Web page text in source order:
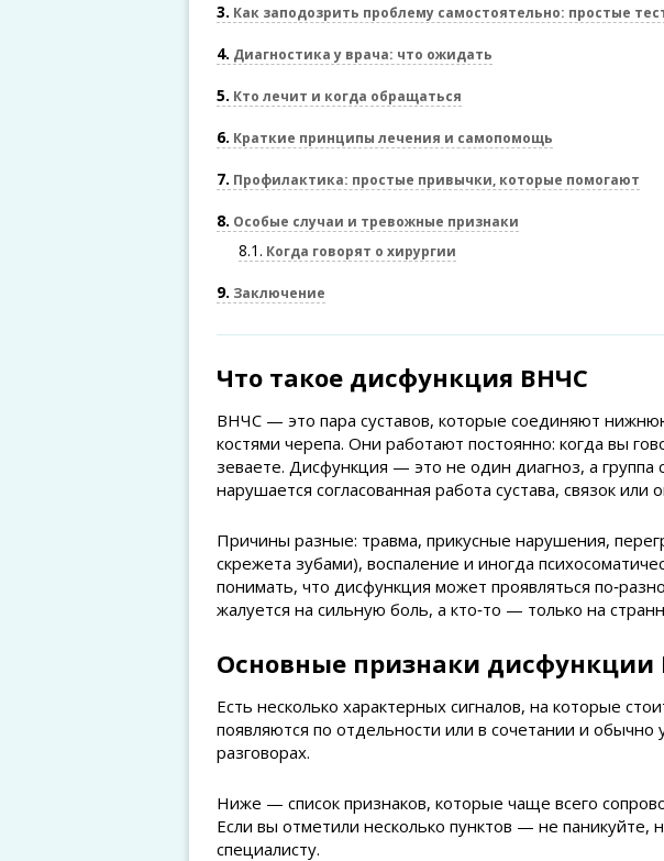
3 Как заподозрить проблему самостоятельно: простые
4 Диагностика у врача: что ожидать
5 Кто лечит и когда обращаться
6 Краткие принципы лечения и самопомощь
7 Профилактика: простые привычки, которые помогают
8 Особые случаи и тревожные признаки
8.1 Когда говорят о хирургии
9 Заключение
Что такое дисфункция ВНЧС
ВНЧС — это пара суставов, которые соединяют
костями черепа. Они работают постоянно: когда вы
зеваете. Дисфункция — это не один диагноз, а группа
нарушается согласованная работа сустава, связок
Причины разные: травма, прикусные нарушения,
скрежета зубами), воспаление и иногда
понимать, что дисфункция может проявляться
жалуется на сильную боль, а кто‑то — только на
Основные признаки дисфункции
Есть несколько характерных сигналов, на которые
появляются по отдельности или в сочетании и обычно
разговорах.
Ниже — список признаков, которые чаще всего
Если вы отметили несколько пунктов — не паникуйте,
специалисту.